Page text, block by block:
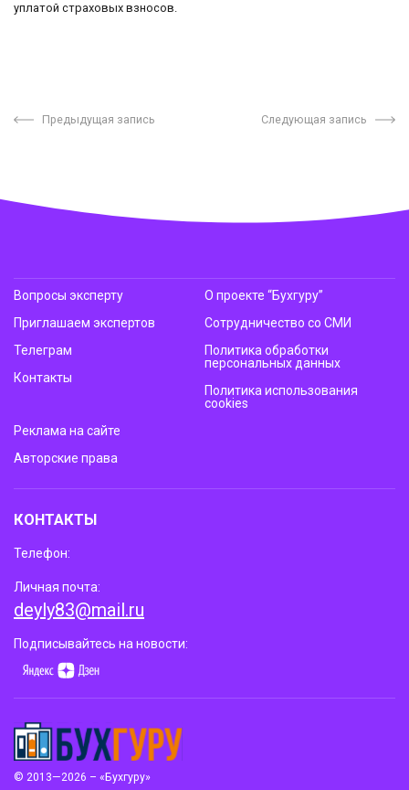
уплатой страховых взносов.
Предыдущая запись Следующая запись
© 2013—2026 – «Бухгуру»
Вопросы эксперту
Приглашаем экспертов
Телеграм
Контакты
О проекте “Бухгуру”
Сотрудничество со СМИ
Политика обработки
персональных данных
Политика использования
cookies
Реклама на сайте
Авторские права
КОНТАКТЫ
Телефон:
Личная почта:
deyly83@mail.ru
Подписывайтесь на новости: